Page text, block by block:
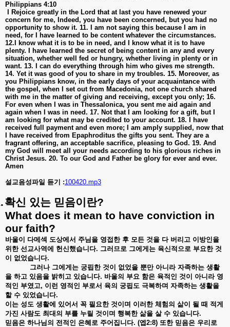
Philippians 4:10
I Rejoice greatly in the Lord that at last you have renewed your
concern for me, Indeed, you have been concerned, but you had no
opportunity to show it. 11. I am not saying this because I am in
need, for I have learned to be content whatever the circumstances.
12.I know what it is to be in need, and I know what it is to have
plenty. I have learned the secret of being content in any and every
situation, whether well fed or hungry, whether living in plenty or in
want. 13. I can do everything through him who gives me strength.
14. Yet it was good of you to share in my troubles. 15. Moreover, as
you Philippians know, in the early days of your acquaintance with
the gospel, when I set out from Macedonia, not one church shared
with me in the matter of giving and receiving, except you only; 16.
For even when I was in Thessalonica, you sent me aid again and
again when I was in need. 17. Not that I am looking for a gift, but I
am looking for what may be credited to your account. 18. I have
received full payment and even more; I am amply supplied, now that
I have received from Epaphroditus the gifts you sent. They are a
fragrant offering, an acceptable sacrifice, pleasing to God. 19. And
my God will meet all your needs according to his glorious riches in
Christ Jesus. 20. To our God and Father be glory for ever and ever.
Amen
설교음성파일 듣기 :100420.mp3
확신 있는 믿음이란?
What does it mean to have conviction in
our faith?
바울이 다메섹 도상에서 주님을 영접한 후 모든 것을 다 버리고 이방인을
위한 선교사역에 헌신했습니다. 그러므로 그에게는 육신적으로 부요한 것
이
없었습니다.
그러나 그에게는 궁핍한 것이 없었을 뿐만 아니라 자족하는 생활
을 하고 있음을 밝히고 있습니다. 바울의 부요 함은 육적인 것이 아니라 영
적인 부였고, 이런 영적인 부로서 육의 궁핍도 극복하며 자족하는 생활을
할 수 있었습니다.
이는 성도 생활에 있어서 꼭 필요한 것이며 이러한 체험의 삶이 될 때 적게
가진 사람도 최대의 부를 누릴 것이며 행복한 삶을 살 수 있습니다.
믿음은 하나님의 전적인 은혜로 주어집니다. (엡2:8) 또한 믿음은 우리로